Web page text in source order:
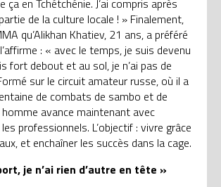
ça en Tchétchénie. J’ai compris après
de la culture locale ! » Finalement,
qu’Alikhan Khatiev, 21 ans, a préféré
: « avec le temps, je suis devenu
fort debout et au sol, je n’ai pas de
sur le circuit amateur russe, où il a
de combats de sambo et de
avance maintenant avec
professionnels. L’objectif : vivre grâce
et enchaîner les succès dans la cage.
je n’ai rien d’autre en tête »